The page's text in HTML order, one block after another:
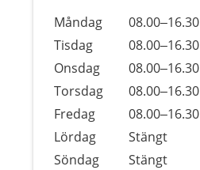
Dag
Öppettider
Kommentarer
Måndag
08.00–16.30
Tisdag
08.00–16.30
Onsdag
08.00–16.30
Torsdag
08.00–16.30
Fredag
08.00–16.30
Lördag
Stängt
Söndag
Stängt